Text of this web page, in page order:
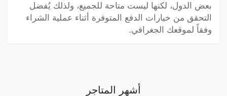
بعض الدول، لكنها ليست متاحة للجميع، ولذلك يُفضل
التحقق من خيارات الدفع المتوفرة أثناء عملية الشراء
وفقاً لموقعك الجغرافي.
أشهر المتاجر